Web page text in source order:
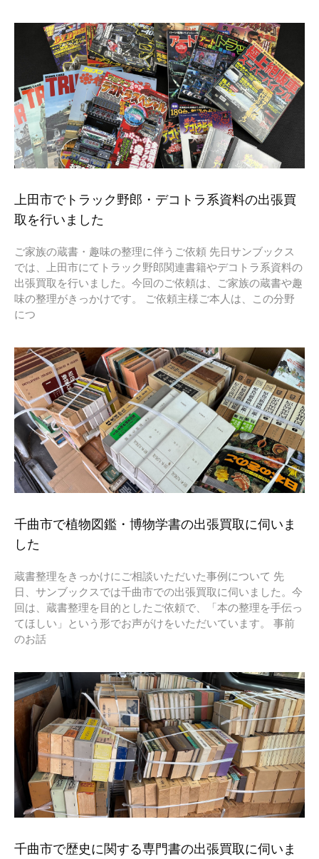
上田市でトラック野郎・デコトラ系資料の出張買
取を行いました
ご家族の蔵書・趣味の整理に伴うご依頼 先日サンブックス
では、上田市にてトラック野郎関連書籍やデコトラ系資料の
出張買取を行いました。今回のご依頼は、ご家族の蔵書や趣
味の整理がきっかけです。 ご依頼主様ご本人は、この分野
につ
千曲市で植物図鑑・博物学書の出張買取に伺いま
した
蔵書整理をきっかけにご相談いただいた事例について 先
日、サンブックスでは千曲市での出張買取に伺いました。今
回は、蔵書整理を目的としたご依頼で、「本の整理を手伝っ
てほしい」という形でお声がけをいただいています。 事前
のお話
千曲市で歴史に関する専門書の出張買取に伺いま